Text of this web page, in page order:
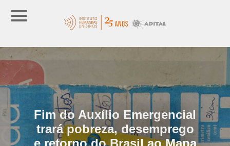
Fim do Auxílio Emergencial
trará pobreza, desemprego
e retorno do Brasil ao Mapa